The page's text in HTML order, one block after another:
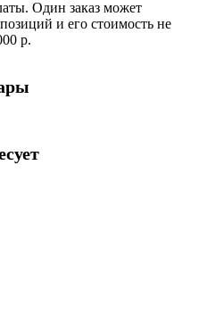
Один заказ может
и его стоимость не
р.